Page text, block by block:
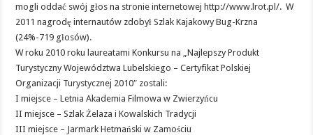
mogli oddać swój głos na stronie internetowej http://www.lrot.pl/. W
2011 nagrodę internautów zdobył Szlak Kajakowy Bug-Krzna
(24%-719 głosów).
W roku 2010 roku laureatami Konkursu na „Najlepszy Produkt
Turystyczny Województwa Lubelskiego – Certyfikat Polskiej
Organizacji Turystycznej 2010″ zostali:
I miejsce – Letnia Akademia Filmowa w Zwierzyńcu
II miejsce – Szlak Żelaza i Kowalskich Tradycji
III miejsce – Jarmark Hetmański w Zamościu